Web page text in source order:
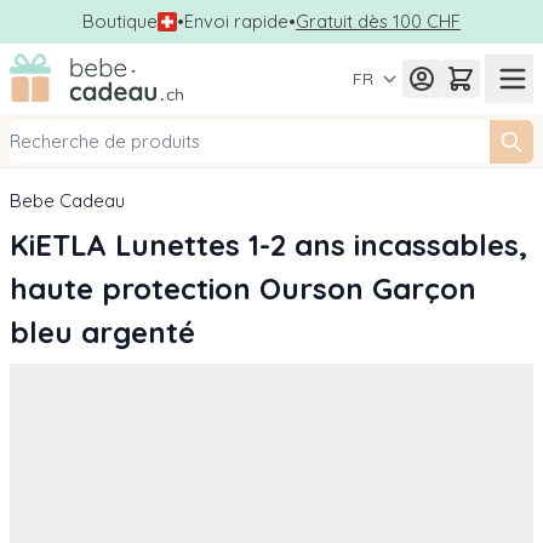
Boutique •Envoi rapide•Gratuit dès 100 CHF
Allez au contenu
FR
Bebe Cadeau
KiETLA Lunettes 1-2 ans incassables,
haute protection Ourson Garçon
bleu argenté